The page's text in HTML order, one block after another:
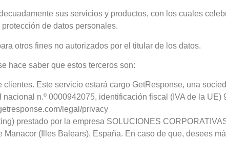
sus servicios y productos, con los cuales
de datos personales.
otros fines no autorizados por el titular de los datos.
hace saber que estos terceros son:
Este servicio estará cargo GetResponse, una
n.º 0000942075, identificación fiscal (IVA de la UE)
legal/privacy
prestado por la empresa SOLUCIONES
Manacor (Illes Balears), España. En caso de que, desees